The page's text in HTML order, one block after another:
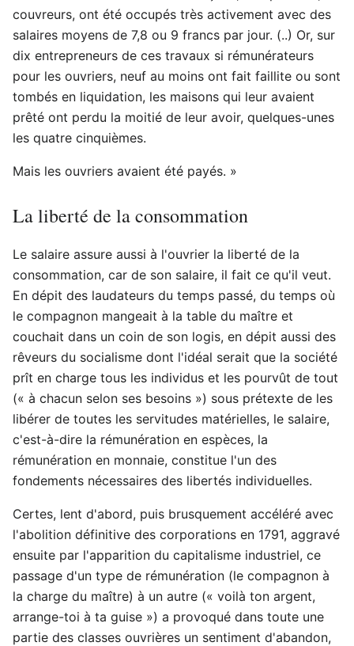
couvreurs, ont été occupés très activement avec des
salaires moyens de 7,8 ou 9 francs par jour. (..) Or, sur
dix entrepreneurs de ces travaux si rémunérateurs
pour les ouvriers, neuf au moins ont fait faillite ou sont
tombés en liquidation, les maisons qui leur avaient
prêté ont perdu la moitié de leur avoir, quelques-unes
les quatre cinquièmes.
Mais les ouvriers avaient été payés. »
La liberté de la consommation
Le salaire assure aussi à l'ouvrier la liberté de la
consommation, car de son salaire, il fait ce qu'il veut.
En dépit des laudateurs du temps passé, du temps où
le compagnon mangeait à la table du maître et
couchait dans un coin de son logis, en dépit aussi des
rêveurs du socialisme dont l'idéal serait que la société
prît en charge tous les individus et les pourvût de tout
(« à chacun selon ses besoins ») sous prétexte de les
libérer de toutes les servitudes matérielles, le salaire,
c'est-à-dire la rémunération en espèces, la
rémunération en monnaie, constitue l'un des
fondements nécessaires des libertés individuelles.
Certes, lent d'abord, puis brusquement accéléré avec
l'abolition définitive des corporations en 1791, aggravé
ensuite par l'apparition du capitalisme industriel, ce
passage d'un type de rémunération (le compagnon à
la charge du maître) à un autre (« voilà ton argent,
arrange-toi à ta guise ») a provoqué dans toute une
partie des classes ouvrières un sentiment d'abandon,